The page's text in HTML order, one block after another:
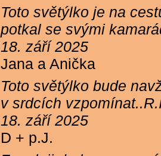
Toto světýlko je na
potkal se svými
18. září 2025
Jana a Anička
Toto světýlko bude
v srdcích
18. září 2025
D + p.J.